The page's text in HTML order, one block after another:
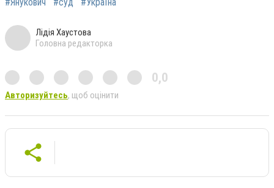
Лідія Хаустова
Головна редакторка
0,0
Авторизуйтесь, щоб оцінити